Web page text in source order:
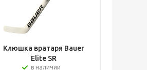
Клюшка вратаря Bauer
Elite SR
в наличии